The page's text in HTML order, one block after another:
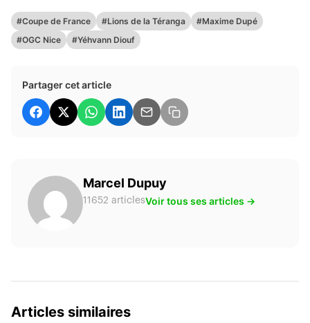
#Coupe de France #Lions de la Téranga
#Maxime Dupé
#OGC Nice
#Yéhvann Diouf
Partager cet article
Marcel Dupuy
11652 articlesVoir tous ses articles →
Articles similaires